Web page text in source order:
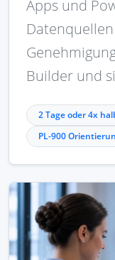
Apps und
Builder und
2 Tage oder 4x
PL-900